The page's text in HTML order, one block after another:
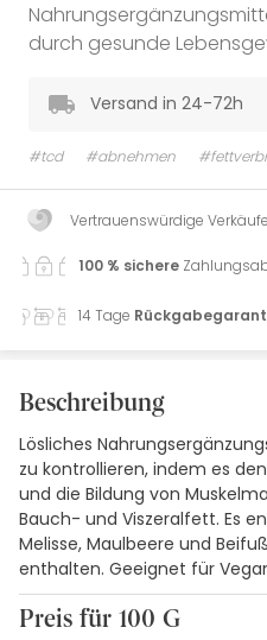
durch gesunde
Versand in 24-72h
#tcd #abnehmen
Vertrauenswürdige
100 % sichere
14 Tage
Beschreibung
Lösliches
zu kontrollieren, indem es
und die Bildung von
Bauch- und Viszeralfett. Es
Melisse, Maulbeere und
enthalten. Geeignet für
Preis für 100 G